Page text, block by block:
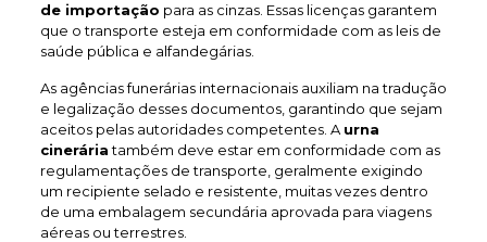
de importação para as cinzas. Essas licenças garantem
que o transporte esteja em conformidade com as leis de
saúde pública e alfandegárias.
As agências funerárias internacionais auxiliam na tradução
e legalização desses documentos, garantindo que sejam
aceitos pelas autoridades competentes. A urna
cineráriatambém deve estar em conformidade com as
regulamentações de transporte, geralmente exigindo
um recipiente selado e resistente, muitas vezes dentro
de uma embalagem secundária aprovada para viagens
aéreas ou terrestres.